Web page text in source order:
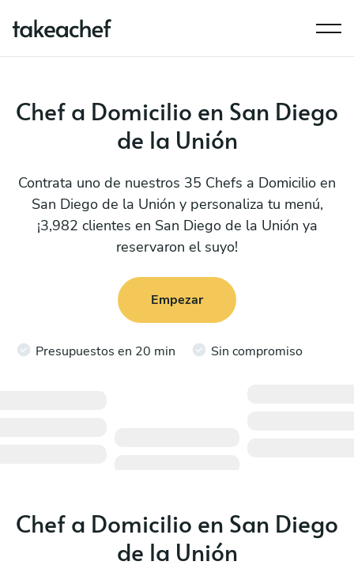
Chef a Domicilio en San Diego
de la Unión
Contrata uno de nuestros 35 Chefs a Domicilio en
San Diego de la Unión y personaliza tu menú,
¡3,982 clientes en San Diego de la Unión ya
reservaron el suyo!
Empezar
Presupuestos en 20 min Sin compromiso
Chef a Domicilio en San Diego
de la Unión